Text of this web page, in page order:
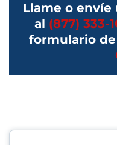
Llame o
al (877) 333-
formulario de